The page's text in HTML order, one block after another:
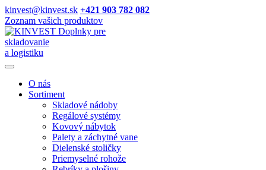
kinvest@kinvest.sk +421 903 782 082
Zoznam vašich produktov
Doplnky pre
skladovanie
a logistiku
O nás
Sortiment
Skladové nádoby
Regálové systémy
Kovový nábytok
Palety a záchytné vane
Dielenské stoličky
Priemyselné rohože